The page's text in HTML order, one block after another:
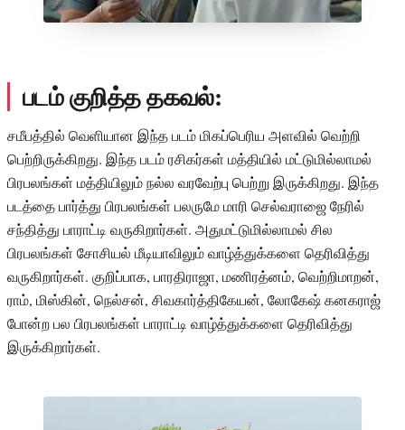
படம் குறித்த தகவல்:
சமீபத்தில் வெளியான இந்த படம் மிகப்பெரிய அளவில் வெற்றி
பெற்றிருக்கிறது. இந்த படம் ரசிகர்கள் மத்தியில் மட்டுமில்லாமல்
பிரபலங்கள் மத்தியிலும் நல்ல வரவேற்பு பெற்று இருக்கிறது. இந்த
படத்தை பார்த்து பிரபலங்கள் பலருமே மாரி செல்வராஜை நேரில்
சந்தித்து பாராட்டி வருகிறார்கள். அதுமட்டுமில்லாமல் சில
பிரபலங்கள் சோசியல் மீடியாவிலும் வாழ்த்துக்களை தெரிவித்து
வருகிறார்கள். குறிப்பாக, பாரதிராஜா, மணிரத்னம், வெற்றிமாறன்,
ராம், மிஸ்கின், நெல்சன், சிவகார்த்திகேயன், லோகேஷ் கனகராஜ்
போன்ற பல பிரபலங்கள் பாராட்டி வாழ்த்துக்களை தெரிவித்து
இருக்கிறார்கள்.